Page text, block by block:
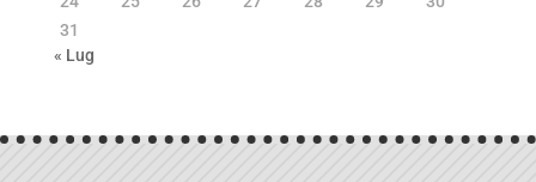
31
« Lug